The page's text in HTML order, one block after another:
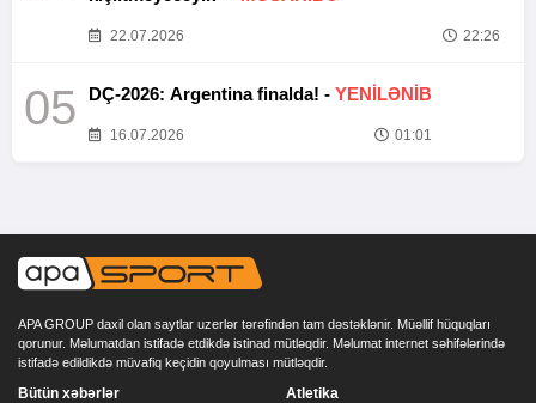
22.07.2026 22:26
05 DÇ-2026: Argentina finalda! - YENİLƏNİB
16.07.2026 01:01
APA GROUP daxil olan saytlar uzerlər tərəfindən tam dəstəklənir. Müəllif hüquqları
qorunur. Məlumatdan istifadə etdikdə istinad mütləqdir. Məlumat internet səhifələrində
istifadə edildikdə müvafiq keçidin qoyulması mütləqdir.
Bütün xəbərlər Atletika